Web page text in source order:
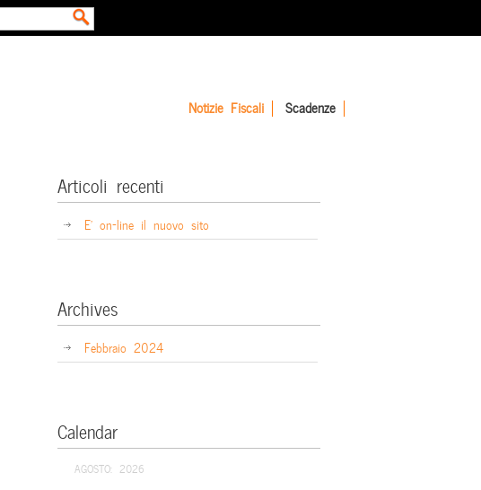
Notizie Fiscali Scadenze
Articoli recenti
E’ on-line il nuovo sito
Archives
Febbraio 2024
Calendar
AGOSTO: 2026